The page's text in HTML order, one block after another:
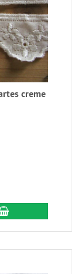
creme